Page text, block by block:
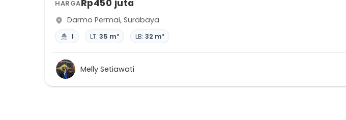
HARGARp450 juta
Darmo Permai, Surabaya
1 LT: 35 m² LB: 32 m²
Melly Setiawati